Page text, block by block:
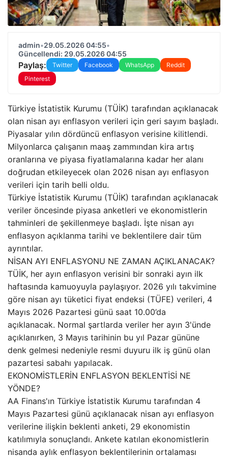
admin•29.05.2026 04:55•
Güncellendi: 29.05.2026 04:55
Paylaş: Twitter Facebook WhatsApp
Reddit
Pinterest
Türkiye İstatistik Kurumu (TÜİK) tarafından açıklanacak
olan nisan ayı enflasyon verileri için geri sayım başladı.
Piyasalar yılın dördüncü enflasyon verisine kilitlendi.
Milyonlarca çalışanın maaş zammından kira artış
oranlarına ve piyasa fiyatlamalarına kadar her alanı
doğrudan etkileyecek olan 2026 nisan ayı enflasyon
verileri için tarih belli oldu.
Türkiye İstatistik Kurumu (TÜİK) tarafından açıklanacak
veriler öncesinde piyasa anketleri ve ekonomistlerin
tahminleri de şekillenmeye başladı. İşte nisan ayı
enflasyon açıklanma tarihi ve beklentilere dair tüm
ayrıntılar.
NİSAN AYI ENFLASYONU NE ZAMAN AÇIKLANACAK?
TÜİK, her ayın enflasyon verisini bir sonraki ayın ilk
haftasında kamuoyuyla paylaşıyor. 2026 yılı takvimine
göre nisan ayı tüketici fiyat endeksi (TÜFE) verileri, 4
Mayıs 2026 Pazartesi günü saat 10.00’da
açıklanacak. Normal şartlarda veriler her ayın 3'ünde
açıklanırken, 3 Mayıs tarihinin bu yıl Pazar gününe
denk gelmesi nedeniyle resmi duyuru ilk iş günü olan
pazartesi sabahı yapılacak.
EKONOMİSTLERİN ENFLASYON BEKLENTİSİ NE
YÖNDE?
AA Finans'ın Türkiye İstatistik Kurumu tarafından 4
Mayıs Pazartesi günü açıklanacak nisan ayı enflasyon
verilerine ilişkin beklenti anketi, 29 ekonomistin
katılımıyla sonuçlandı. Ankete katılan ekonomistlerin
nisanda aylık enflasyon beklentilerinin ortalaması